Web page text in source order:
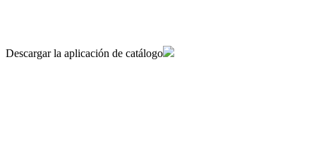
Descargar la aplicación de catálogo